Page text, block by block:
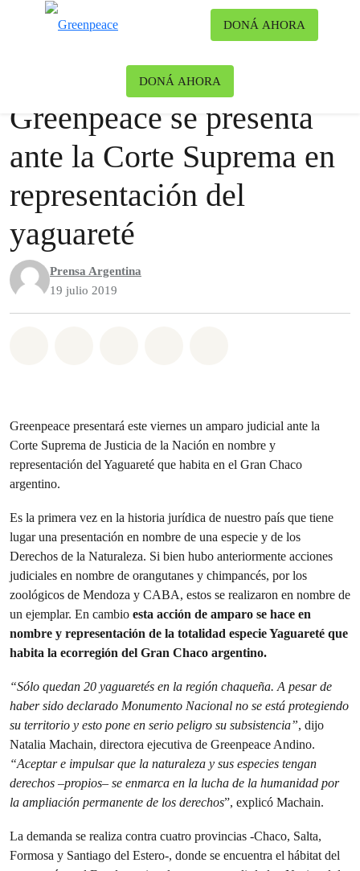
DONÁ AHORA
DONÁ AHORA
Greenpeace se presenta
ante la Corte Suprema en
representación del
yaguareté
Prensa Argentina
19 julio 2019
Greenpeace presentará este viernes un amparo judicial ante la
Corte Suprema de Justicia de la Nación en nombre y
representación del Yaguareté que habita en el Gran Chaco
argentino.
Es la primera vez en la historia jurídica de nuestro país que tiene
lugar una presentación en nombre de una especie y de los
Derechos de la Naturaleza. Si bien hubo anteriormente acciones
judiciales en nombre de orangutanes y chimpancés, por los
zoológicos de Mendoza y CABA, estos se realizaron en nombre de
un ejemplar. En cambio esta acción de amparo se hace en
nombre y representación de la totalidad especie Yaguareté que
habita la ecorregión del Gran Chaco argentino.
“Sólo quedan 20 yaguaretés en la región chaqueña. A pesar de
haber sido declarado Monumento Nacional no se está protegiendo
su territorio y esto pone en serio peligro su subsistencia”, dijo
Natalia Machain, directora ejecutiva de Greenpeace Andino.
“Aceptar e impulsar que la naturaleza y sus especies tengan
derechos –propios– se enmarca en la lucha de la humanidad por
la ampliación permanente de los derechos”, explicó Machain.
La demanda se realiza contra cuatro provincias -Chaco, Salta,
Formosa y Santiago del Estero-, donde se encuentra el hábitat del